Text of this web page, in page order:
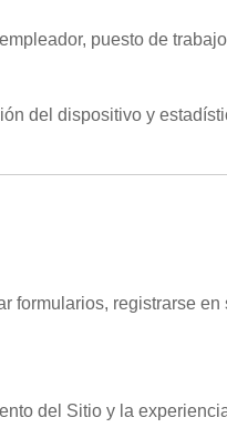
puesto de
del dispositivo y
formularios, registrarse
del Sitio y la